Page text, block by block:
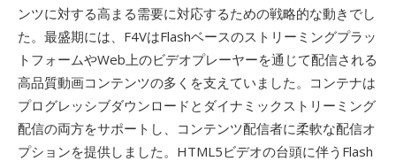
ンツに対する高まる需要に対応するための戦略的な動きでし
た。最盛期には、F4VはFlashベースのストリーミングプラッ
トフォームやWeb上のビデオプレーヤーを通じて配信される
高品質動画コンテンツの多くを支えていました。コンテナは
プログレッシブダウンロードとダイナミックストリーミング
配信の両方をサポートし、コンテンツ配信者に柔軟な配信オ
プションを提供しました。HTML5ビデオの台頭に伴うFlash